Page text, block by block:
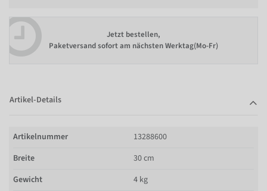
Jetzt bestellen,
Paketversand sofort am nächsten Werktag(Mo-Fr)
Artikel-Details
Artikelnummer
13288600
Breite
30 cm
Gewicht
4 kg